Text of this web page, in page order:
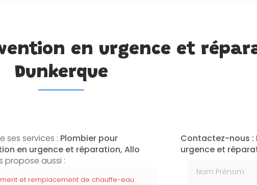
en urgence et
Dunkerque
ses services : Plombier pour
en urgence et réparation, Allo
propose aussi :
et remplacement de chauffe-eau
Contactez-nous :
urgence et